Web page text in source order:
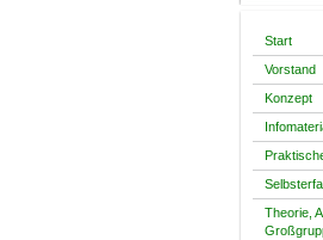
Start
Vorstand
Konzept
Theorie,